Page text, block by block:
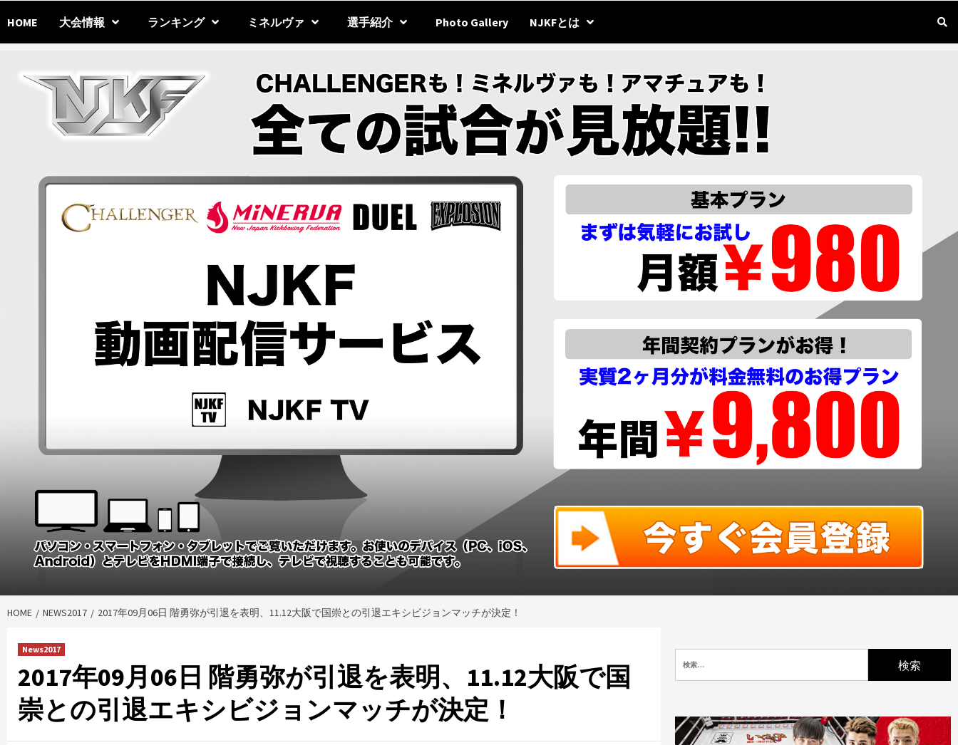
content
HOME 大会情報 ランキング ミネルヴァ 選手紹介 Photo Gallery NJKFとは
HOME NEWS2017 2017年09月06日 階勇弥が引退を表明、11.12大阪で国崇との引退エキシビジョンマッチが決定！
News2017
2017年09月06日 階勇弥が引退を表明、11.12大阪で国
崇との引退エキシビジョンマッチが決定！
索: